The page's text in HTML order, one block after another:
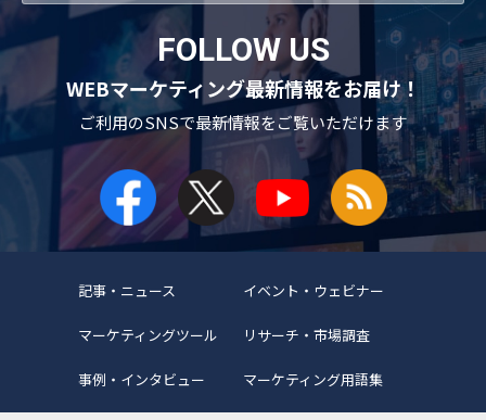
FOLLOW US
WEBマーケティング最新情報をお届け！
ご利用のSNSで最新情報をご覧いただけます
記事・ニュース イベント・ウェビナー
マーケティングツール リサーチ・市場調査
事例・インタビュー マーケティング用語集